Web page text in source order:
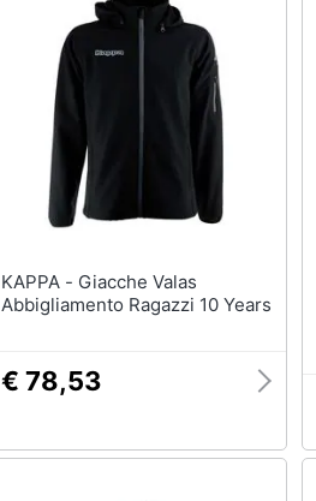
KAPPA - Giacche Valas
Abbigliamento Ragazzi 10 Years
€ 78,53